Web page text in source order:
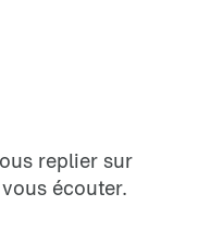
replier sur
écouter.